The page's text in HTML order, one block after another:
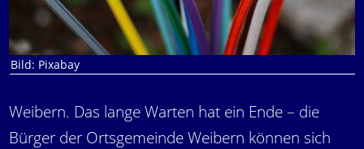
Bild: Pixabay
Weibern. Das lange Warten hat ein Ende – die
Bürger der Ortsgemeinde Weibern können sich